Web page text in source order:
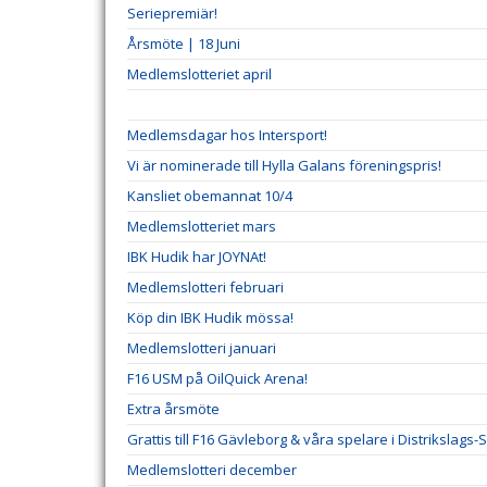
Seriepremiär!
Årsmöte | 18 Juni
Medlemslotteriet april
Medlemsdagar hos Intersport!
Vi är nominerade till Hylla Galans föreningspris!
Kansliet obemannat 10/4
Medlemslotteriet mars
IBK Hudik har JOYNAt!
Medlemslotteri februari
Köp din IBK Hudik mössa!
Medlemslotteri januari
F16 USM på OilQuick Arena!
Extra årsmöte
Grattis till F16 Gävleborg & våra spelare i Distrikslags-
Medlemslotteri december